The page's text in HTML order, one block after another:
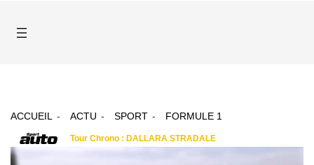
ACCUEIL ACTU SPORT FORMULE 1